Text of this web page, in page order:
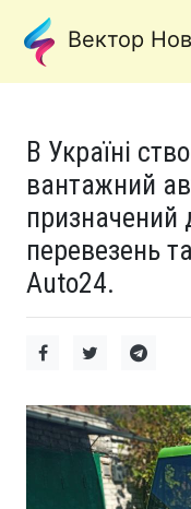
Вектор
В Україні
вантажний
призначений
перевезень
Auto24.